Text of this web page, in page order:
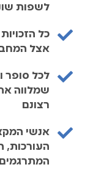
לשפות
כל
אצל
לכל סופר
שמלווה
רצונם
אנשי
העורכות,